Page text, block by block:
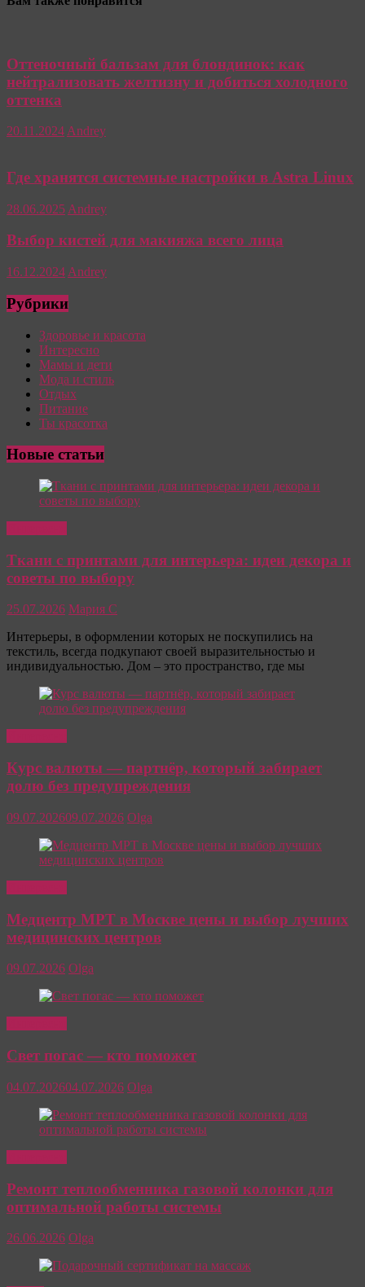
Оттеночный бальзам для блондинок: как
нейтрализовать желтизну и добиться холодного
оттенка
20.11.2024 Andrey
Где хранятся системные настройки в Astra Linux
28.06.2025 Andrey
Выбор кистей для макияжа всего лица
16.12.2024 Andrey
Рубрики
Здоровье и красота
Интересно
Мамы и дети
Мода и стиль
Отдых
Питание
Ты красотка
Новые статьи
Ткани с принтами для интерьера: идеи декора и
советы по выбору
25.07.2026 Мария С
Интерьеры, в оформлении которых не поскупились на
текстиль, всегда подкупают своей выразительностью и
индивидуальностью. Дом – это пространство, где мы
Курс валюты — партнёр, который забирает
долю без предупреждения
09.07.202609.07.2026 Olga
Медцентр МРТ в Москве цены и выбор лучших
медицинских центров
09.07.2026 Olga
Свет погас — кто поможет
04.07.202604.07.2026 Olga
Ремонт теплообменника газовой колонки для
оптимальной работы системы
26.06.2026 Olga